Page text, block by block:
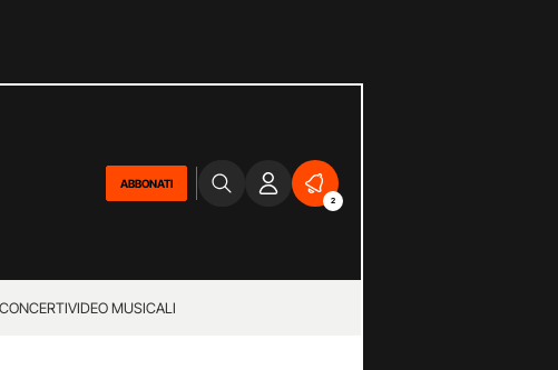
ABBONATI
2
CONCERTIVIDEO MUSICALI